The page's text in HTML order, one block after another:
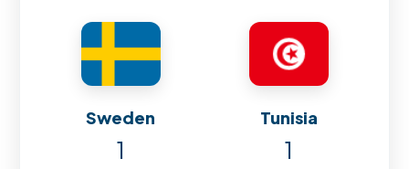
Sweden Tunisia
1 1